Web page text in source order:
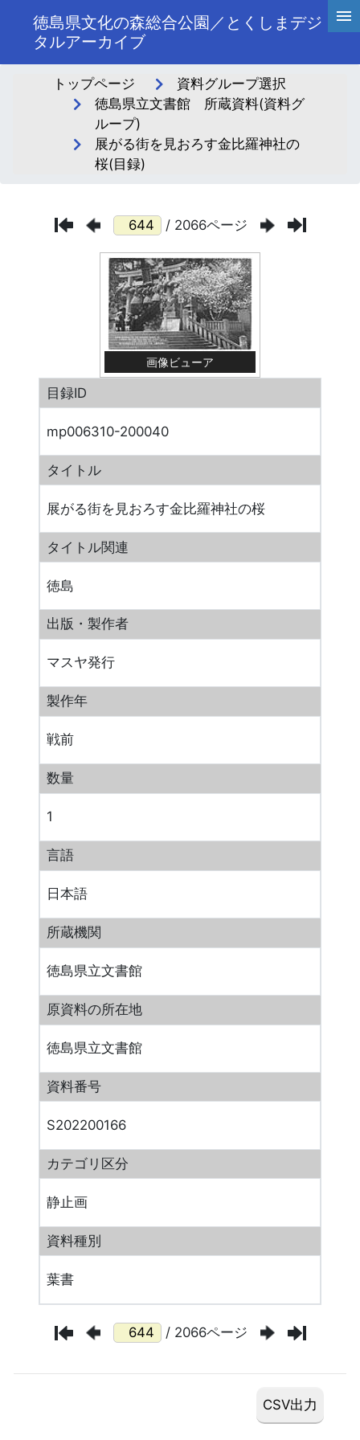
徳島県文化の森総合公園／とくしまデジ
タルアーカイブ
トップページ
資料グループ選択
徳島県立文書館 所蔵資料(資料グ
ループ)
展がる街を見おろす金比羅神社の
桜(目録)
/ 2066ページ
画像ビューア
目録ID
mp006310-200040
タイトル
展がる街を見おろす金比羅神社の桜
タイトル関連
徳島
出版・製作者
マスヤ発行
製作年
戦前
数量
1
言語
日本語
所蔵機関
徳島県立文書館
原資料の所在地
徳島県立文書館
資料番号
S202200166
カテゴリ区分
静止画
資料種別
葉書
/ 2066ページ